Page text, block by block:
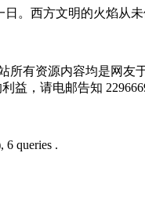
。西方文明的火焰从
所有资源内容均是网友
益，请电邮告知
6 queries .